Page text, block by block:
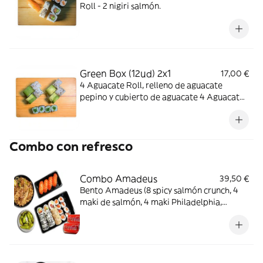
Roll - 2 nigiri salmón.
Green Box (12ud) 2x1
17,00 €
4 Aguacate Roll, relleno de aguacate
pepino y cubierto de aguacate 4 Aguacate
cubierto de sésamo blanco y negro 4 maki
Combo con refresco
Combo Amadeus
39,50 €
Bento Amadeus (8 spicy salmón crunch, 4
maki de salmón, 4 maki Philadelphia,
) + 2 Coca-Cola Sabor Original lata 330ml.